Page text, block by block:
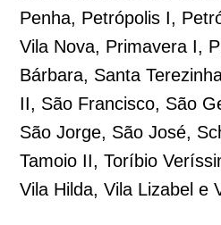
Penha, Petrópolis I,
Vila Nova, Primavera I,
Bárbara, Santa
II, São Francisco, São
São Jorge, São José,
Tamoio II, Toríbio
Vila Hilda, Vila Lizabel e